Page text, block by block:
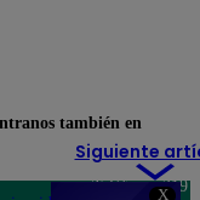
X
Siguiente
también en
Teléfono: 219